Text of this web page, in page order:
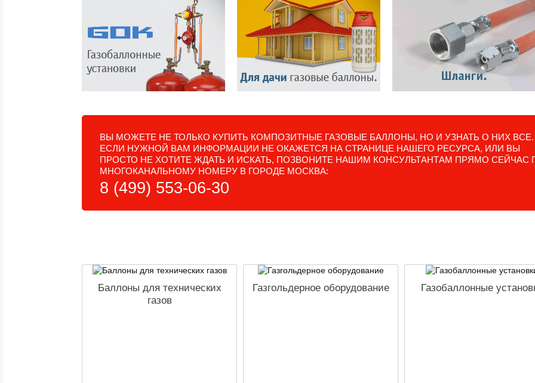
ВЫ МОЖЕТЕ НЕ ТОЛЬКО КУПИТЬ КОМПОЗИТНЫЕ ГАЗОВЫЕ БАЛЛОНЫ, НО И УЗНАТЬ О НИХ ВСЕ.
ЕСЛИ НУЖНОЙ ВАМ ИНФОРМАЦИИ НЕ ОКАЖЕТСЯ НА СТРАНИЦЕ НАШЕГО РЕСУРСА, ИЛИ ВЫ
ПРОСТО НЕ ХОТИТЕ ЖДАТЬ И ИСКАТЬ, ПОЗВОНИТЕ НАШИМ КОНСУЛЬТАНТАМ ПРЯМО СЕЙЧАС
МНОГОКАНАЛЬНОМУ НОМЕРУ В ГОРОДЕ МОСКВА:
8 (499) 553-06-30
Баллоны для технических
газов
Газгольдерное оборудование Газобаллонные